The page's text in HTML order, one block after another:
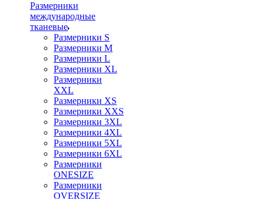
Размерники
международные
тканевые
Размерники S
Размерники M
Размерники L
Размерники XL
Размерники
XXL
Размерники XS
Размерники XXS
Размерники 3XL
Размерники 4XL
Размерники 5XL
Размерники 6XL
Размерники
ONESIZE
Размерники
OVERSIZE